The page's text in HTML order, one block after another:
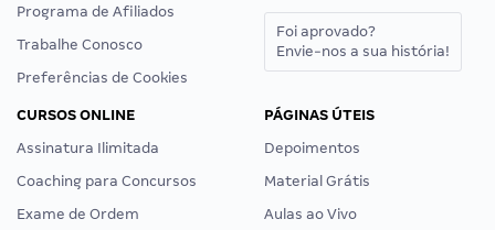
Programa de Afiliados
Trabalhe Conosco
Preferências de Cookies
Foi aprovado?
Envie-nos a sua história!
CURSOS ONLINE
Assinatura Ilimitada
Coaching para Concursos
Exame de Ordem
PÁGINAS ÚTEIS
Depoimentos
Material Grátis
Aulas ao Vivo